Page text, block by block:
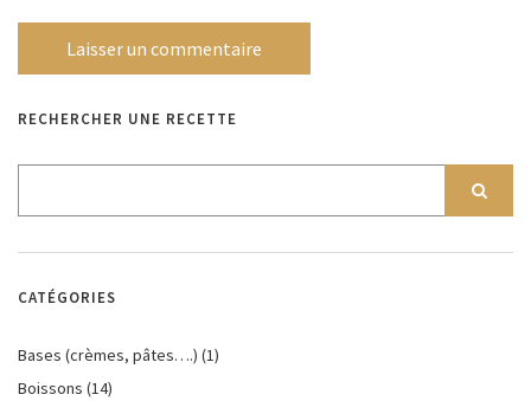
RECHERCHER UNE RECETTE
CATÉGORIES
Bases (crèmes, pâtes….) (1)
Boissons (14)